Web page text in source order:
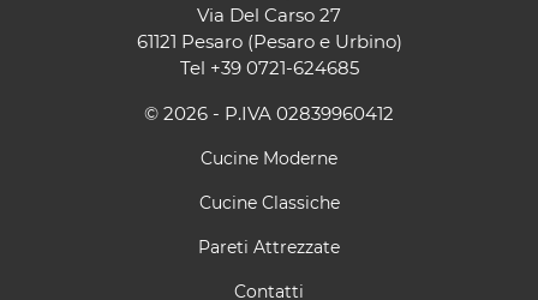
Via Del Carso 27
61121 Pesaro (Pesaro e Urbino)
Tel +39 0721-624685
© 2026 - P.IVA 02839960412
Cucine Moderne
Cucine Classiche
Pareti Attrezzate
Contatti